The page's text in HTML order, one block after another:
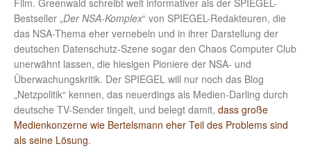
Film. Greenwald schreibt weit informativer als der SPIEGEL-
Bestseller „Der NSA-Komplex“ von SPIEGEL-Redakteuren, die
das NSA-Thema eher vernebeln und in ihrer Darstellung der
deutschen Datenschutz-Szene sogar den Chaos Computer Club
unerwähnt lassen, die hiesigen Pioniere der NSA- und
Überwachungskritik. Der SPIEGEL will nur noch das Blog
„Netzpolitik“ kennen, das neuerdings als Medien-Darling durch
deutsche TV-Sender tingelt, und belegt damit, dass große
Medienkonzerne wie Bertelsmann eher Teil des Problems sind
als seine Lösung.